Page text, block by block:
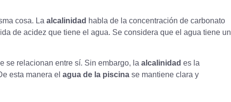
cosa. La alcalinidad habla de la concentración de carbonato
de acidez que tiene el agua. Se considera que el agua tiene un
se relacionan entre sí. Sin embargo, la alcalinidad es la
esta manera el agua de la piscina se mantiene clara y